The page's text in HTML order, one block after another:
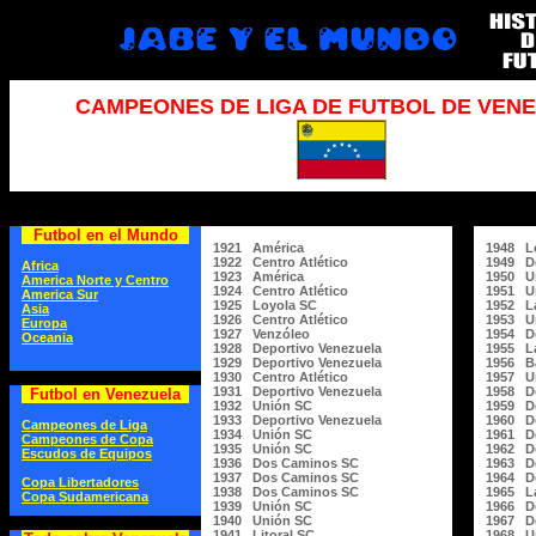
CAMPEONES DE LIGA DE FUTBOL DE
Futbol en el Mundo
Africa
America Norte y Centro
America Sur
Asia
Europa
Oceania
Futbol en Venezuela
Campeones de Liga
Campeones de Copa
Escudos de Equipos
Copa Libertadores
Copa Sudamericana
1921 América
1922 Centro Atlético
1923 América
1924 Centro Atlético
1925 Loyola SC
1926 Centro Atlético
1927 Venzóleo
1928 Deportivo Venezuela
1929 Deportivo Venezuela
1930 Centro Atlético
1931 Deportivo Venezuela
1932 Unión SC
1933 Deportivo Venezuela
1934 Unión SC
1935 Unión SC
1936 Dos Caminos SC
1937 Dos Caminos SC
1938 Dos Caminos SC
1939 Unión SC
1940 Unión SC
1948
1949
1950
1951
1952
1953
1954
1955
1956
1957
1958
1959
1960
1961
1962
1963
1964
1965
1966
1967